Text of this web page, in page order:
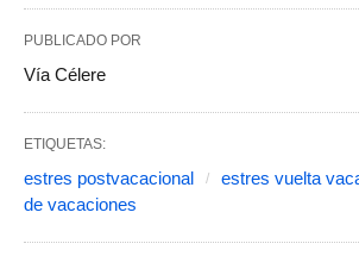
PUBLICADO POR
Vía Célere
ETIQUETAS:
estres postvacacional estres vuelta
de vacaciones